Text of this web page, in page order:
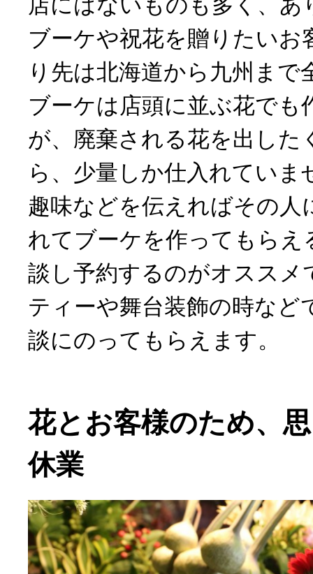
ブーケや祝花を贈りたいお
り先は北海道から九州まで
ブーケは店頭に並ぶ花でも
が、廃棄される花を出した
ら、少量しか仕入れていま
趣味などを伝えればその人
れてブーケを作ってもらえ
談し予約するのがオススメ
ティーや舞台装飾の時など
談にのってもらえます。
花とお客様のため、
休業